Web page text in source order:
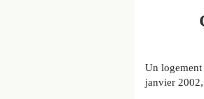
Un logement
janvier